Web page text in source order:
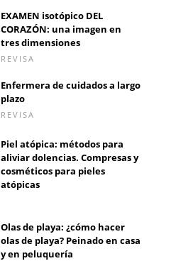
EXAMEN isotópico DEL
CORAZÓN: una imagen en
tres dimensiones
REVISA
Enfermera de cuidados a largo
plazo
REVISA
Piel atópica: métodos para
aliviar dolencias. Compresas y
cosméticos para pieles
atópicas
Olas de playa: ¿cómo hacer
olas de playa? Peinado en casa
y en peluquería